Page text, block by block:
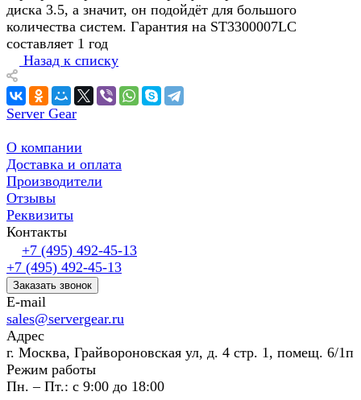
диска 3.5, а значит, он подойдёт для большого
количества систем. Гарантия на ST3300007LC
составляет 1 год
Назад к списку
Server Gear
О компании
Доставка и оплата
Производители
Отзывы
Реквизиты
Контакты
+7 (495) 492-45-13
+7 (495) 492-45-13
Заказать звонок
E-mail
sales@servergear.ru
Адрес
г. Москва, Грайвороновская ул, д. 4 стр. 1, помещ. 6/1п
Режим работы
Пн. – Пт.: с 9:00 до 18:00